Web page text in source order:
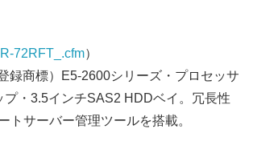
72RFT_.cfm）
録商標）E5-2600シリーズ・プロセッサ
・3.5インチSAS2 HDDベイ。冗長性
サーバー管理ツールを搭載。